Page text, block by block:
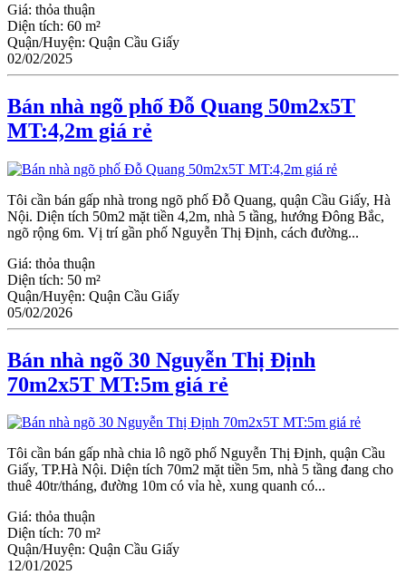
Giá: thỏa thuận
Diện tích: 60 m²
Quận/Huyện: Quận Cầu Giấy
02/02/2025
Bán nhà ngõ phố Đỗ Quang 50m2x5T
MT:4,2m giá rẻ
Tôi cần bán gấp nhà trong ngõ phố Đỗ Quang, quận Cầu Giấy, Hà
Nội. Diện tích 50m2 mặt tiền 4,2m, nhà 5 tầng, hướng Đông Bắc,
ngõ rộng 6m. Vị trí gần phố Nguyễn Thị Định, cách đường...
Giá: thỏa thuận
Diện tích: 50 m²
Quận/Huyện: Quận Cầu Giấy
05/02/2026
Bán nhà ngõ 30 Nguyễn Thị Định
70m2x5T MT:5m giá rẻ
Tôi cần bán gấp nhà chia lô ngõ phố Nguyễn Thị Định, quận Cầu
Giấy, TP.Hà Nội. Diện tích 70m2 mặt tiền 5m, nhà 5 tầng đang cho
thuê 40tr/tháng, đường 10m có vỉa hè, xung quanh có...
Giá: thỏa thuận
Diện tích: 70 m²
Quận/Huyện: Quận Cầu Giấy
12/01/2025